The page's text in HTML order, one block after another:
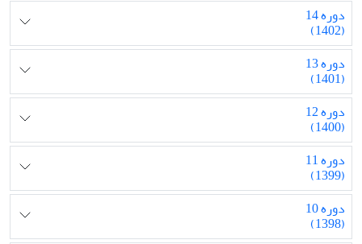
دوره 14
(1402)
دوره 13
(1401)
دوره 12
(1400)
دوره 11
(1399)
دوره 10
(1398)